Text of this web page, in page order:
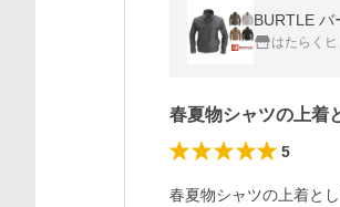
BURTLE バ
はたらく
春夏物シャツの上着
5
春夏物シャツの上着と